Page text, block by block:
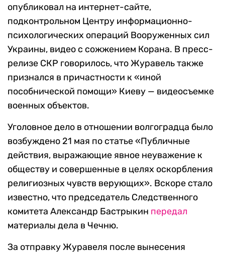
опубликовал на интернет-сайте,
подконтрольном Центру информационно-
психологических операций Вооруженных сил
Украины, видео с сожжением Корана. В пресс-
релизе СКР говорилось, что Журавель также
признался в причастности к «иной
пособнической помощи» Киеву — видеосъемке
военных объектов.
Уголовное дело в отношении волгоградца было
возбуждено 21 мая по статье «Публичные
действия, выражающие явное неуважение к
обществу и совершенные в целях оскорбления
религиозных чувств верующих». Вскоре стало
известно, что председатель Следственного
комитета Александр Бастрыкин передал
материалы дела в Чечню.
За отправку Журавеля после вынесения